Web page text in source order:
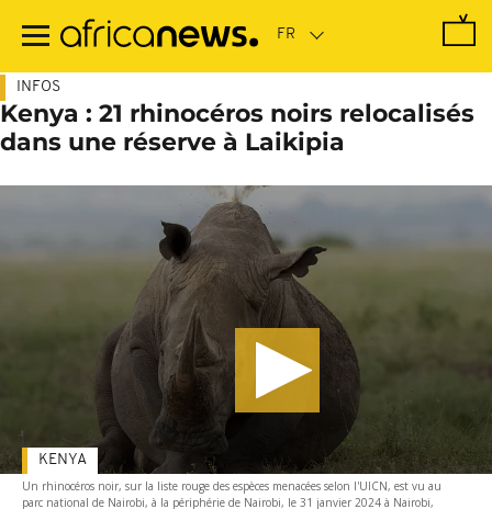
contenu
INFOS
Kenya : 21 rhinocéros noirs relocalisés
dans une réserve à Laikipia
Un rhinocéros noir, sur la liste rouge des espèces menacées selon l'UICN, est vu au
parc national de Nairobi, à la périphérie de Nairobi, le 31 janvier 2024 à Nairobi,
KENYA